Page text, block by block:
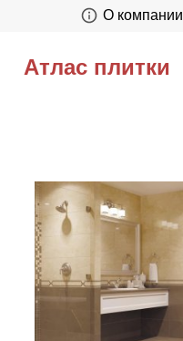
О компании
Атлас плитки